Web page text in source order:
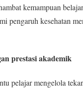
kemampuan
pengaruh kesehatan
prestasi akademik
pelajar mengelola